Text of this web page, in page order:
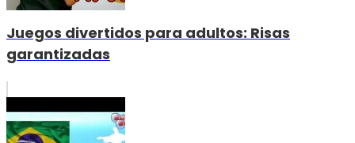
Juegos divertidos para adultos: Risas
garantizadas